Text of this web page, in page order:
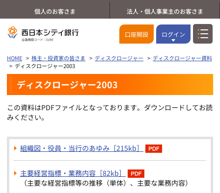
個人のお客さま 法人・個人事業主のお客さま
口座開設 ログイン
HOME 株主・投資家の皆さま ディスクロージャー
ディスクロージャー資料
ディスクロージャー2003
ディスクロージャー2003
この資料はPDFファイルとなっております。ダウンロードしてお読
みください。
組織図・役員・当行のあゆみ［215kb］
主要経営指標・業務内容［82kb］
（主要な経営指標等の推移（単体）、主要な業務内容）